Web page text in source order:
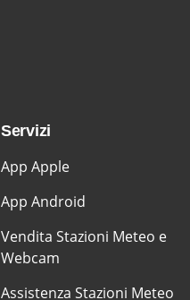
Servizi
App Apple
App Android
Vendita Stazioni Meteo e
Webcam
Assistenza Stazioni Meteo